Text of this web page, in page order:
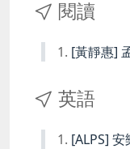
閱讀
[黃靜惠]
英語
[ALPS]